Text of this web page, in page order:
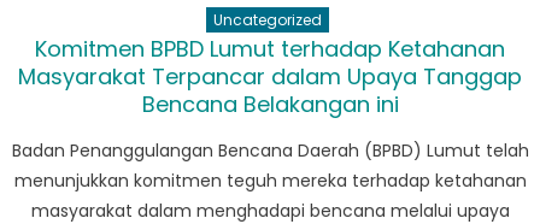
Bencana
Indonesia
Uncategorized
Komitmen BPBD Lumut terhadap Ketahanan
Masyarakat Terpancar dalam Upaya Tanggap
Bencana Belakangan ini
Badan Penanggulangan Bencana Daerah (BPBD) Lumut telah
menunjukkan komitmen teguh mereka terhadap ketahanan
masyarakat dalam menghadapi bencana melalui upaya